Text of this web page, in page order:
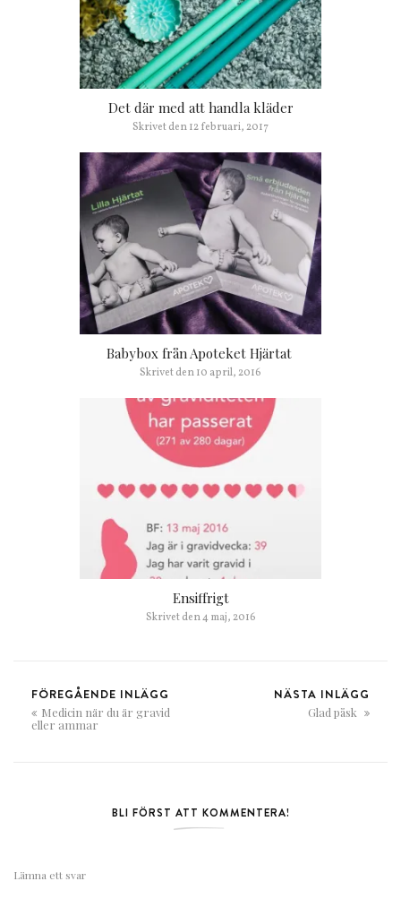
Det där med att handla kläder
Skrivet den12 februari, 2017
Babybox från Apoteket Hjärtat
Skrivet den10 april, 2016
Ensiffrigt
Skrivet den4 maj, 2016
FÖREGÅENDE INLÄGG
Medicin när du är gravid
eller ammar
NÄSTA INLÄGG
Glad påsk
BLI FÖRST ATT KOMMENTERA!
Lämna ett svar